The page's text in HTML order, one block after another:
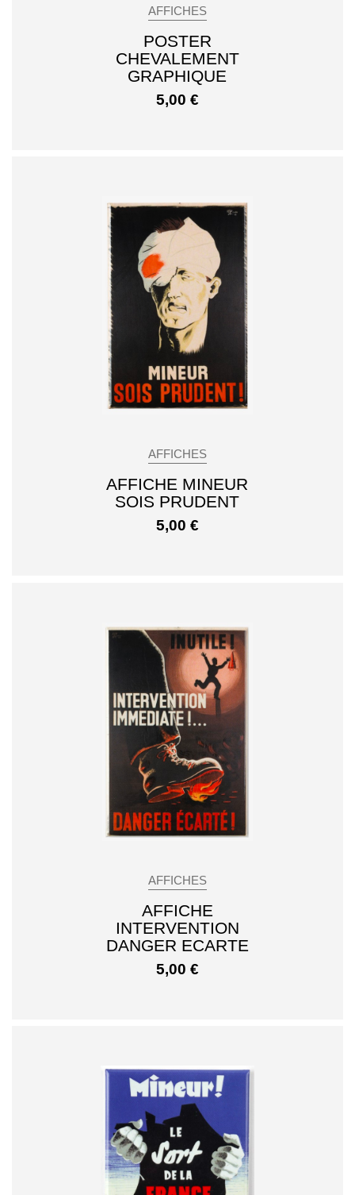
AFFICHES
POSTER
CHEVALEMENT
GRAPHIQUE
5,00 €
AFFICHES
AFFICHE MINEUR
SOIS PRUDENT
5,00 €
AFFICHES
AFFICHE
INTERVENTION
DANGER ECARTE
5,00 €